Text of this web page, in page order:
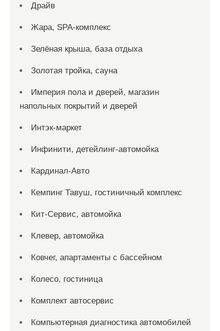
Драйв
Жара, SPA-комплекс
Зелёная крыша, база отдыха
Золотая тройка, сауна
Империя пола и дверей, магазин
напольных покрытий и дверей
Интэк-маркет
Инфинити, детейлинг-автомойка
Кардинал-Авто
Кемпинг Тавуш, гостиничный комплекс
Кит-Сервис, автомойка
Клевер, автомойка
Ковчег, апартаменты с бассейном
Колесо, гостиница
Комплект автосервис
Компьютерная диагностика автомобилей